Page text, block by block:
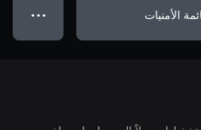
الأمنيات ● ● ●